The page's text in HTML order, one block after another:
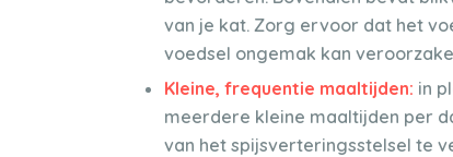
van je kat. Zorg ervoor dat het
voedsel ongemak kan
Kleine, frequentie maaltijden: in
meerdere kleine maaltijden per
van het spijsverteringsstelsel te